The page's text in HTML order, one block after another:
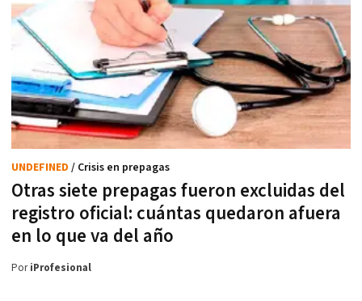
Otras siete prepagas fueron excluidas del
registro oficial: cuántas quedaron afuera
en lo que va del año
UNDEFINED / Crisis en prepagas
PoriProfesional